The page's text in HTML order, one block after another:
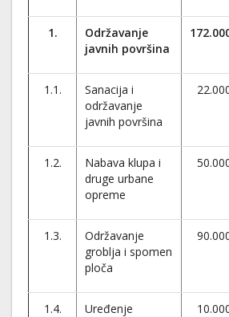
1.
Održavanje
javnih površina
1.1.
Sanacija i
održavanje
javnih površina
1.2.
Nabava klupa i
druge urbane
opreme
1.3.
Održavanje
groblja i spomen
ploča
1.4. Uređenje